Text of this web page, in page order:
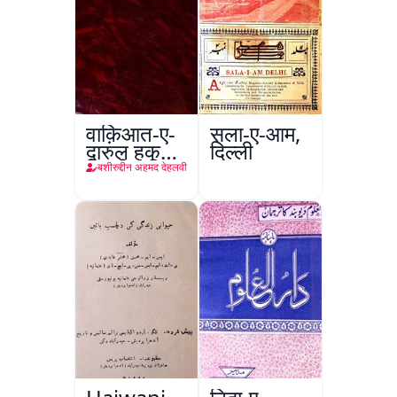
वाक़िआत-ए-
दारुल हुकूमत
दिल्ली
बशीरुद्दीन अहमद देहलवी
सला-ए-आम,
दिल्ली